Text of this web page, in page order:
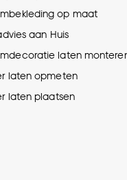
op maat
aan Huis
laten
laten opmeten
laten plaatsen